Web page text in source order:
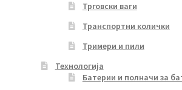
Трговски ваги
Транспортни колички
Тримери и пили
Технологија
Батерии и полначи за